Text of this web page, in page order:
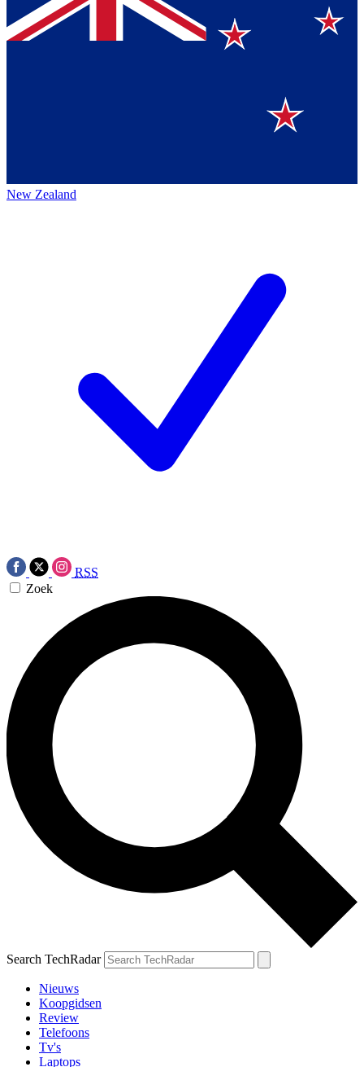
New Zealand
RSS
Zoek
Search TechRadar
Nieuws
Koopgidsen
Review
Telefoons
Tv's
Laptops